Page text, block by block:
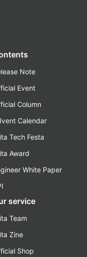
Note
Event
Column
Calendar
Tech Festa
Award
White Paper
service
Team
Zine
Shop